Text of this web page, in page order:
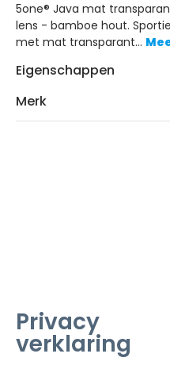
5one® Java mat
lens - bamboe hout.
met mat transparant…
Eigenschappen
Merk
Privacy
verklaring